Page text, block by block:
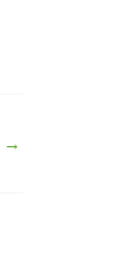
→